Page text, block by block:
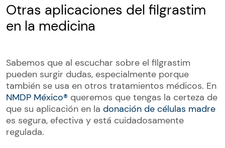
Otras aplicaciones del filgrastim
en la medicina
Sabemos que al escuchar sobre el filgrastim
pueden surgir dudas, especialmente porque
también se usa en otros tratamientos médicos. En
NMDP México® queremos que tengas la certeza de
que su aplicación en la donación de células madre
es segura, efectiva y está cuidadosamente
regulada.